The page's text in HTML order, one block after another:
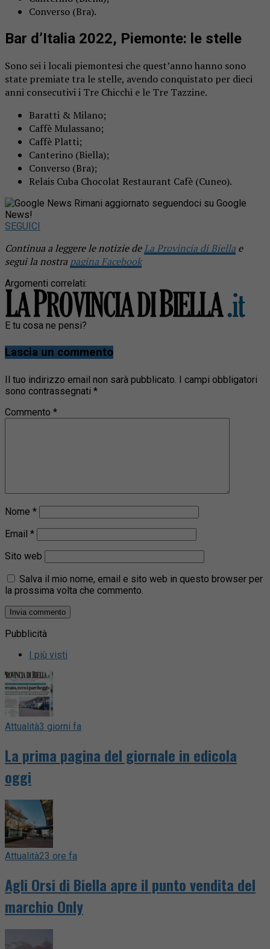
Converso (Bra).
Bar d’Italia 2022, Piemonte: le stelle
Sono sei i locali piemontesi che quest’anno hanno sono
state premiate tra le stelle, avendo conquistato per dieci
anni consecutivi i Tre Chicchi e le Tre Tazzine.
Baratti & Milano;
Caffè Mulassano;
Caffè Platti;
Canterino (Biella);
Converso (Bra);
Relais Cuba Chocolat Restaurant Cafè (Cuneo).
Rimani aggiornato seguendoci su Google
News!
SEGUICI
Continua a leggere le notizie deLa Provincia di Biella e
segui la nostra pagina Facebook
Argomenti correlati:
E tu cosa ne pensi?
Lascia un commento
Il tuo indirizzo email non sarà pubblicato.
I campi obbligatori
sono contrassegnati *
Commento *
Nome *
Email *
Sito web
Salva il mio nome, email e sito web in questo browser per
la prossima volta che commento.
Pubblicità
I più visti
Attualità3 giorni fa
La prima pagina del giornale in edicola
oggi
Attualità23 ore fa
Agli Orsi di Biella apre il punto vendita del
marchio Only